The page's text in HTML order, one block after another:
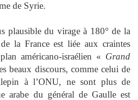
de Syrie.
plausible du virage à 180° de la
la France est liée aux craintes
américano-israélien « Grand
beaux discours, comme celui de
à l’ONU, ne sont plus de
arabe du général de Gaulle est